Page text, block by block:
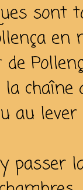
sont
en
de
la
au
passer